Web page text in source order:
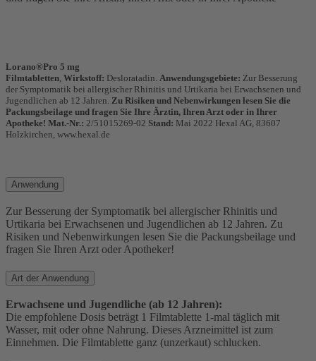
Lorano®Pro 5 mg
Filmtabletten, Wirkstoff: Desloratadin. Anwendungsgebiete: Zur Besserung
der Symptomatik bei allergischer Rhinitis und Urtikaria bei Erwachsenen und
Jugendlichen ab 12 Jahren. Zu Risiken und Nebenwirkungen lesen Sie die
Packungsbeilage und fragen Sie Ihre Ärztin, Ihren Arzt oder in Ihrer
Apotheke! Mat.-Nr.: 2/51015269-02 Stand: Mai 2022 Hexal AG, 83607
Holzkirchen, www.hexal.de
Anwendung
Zur Besserung der Symptomatik bei allergischer Rhinitis und
Urtikaria bei Erwachsenen und Jugendlichen ab 12 Jahren. Zu
Risiken und Nebenwirkungen lesen Sie die Packungsbeilage und
fragen Sie Ihren Arzt oder Apotheker!
Art der Anwendung
Erwachsene und Jugendliche (ab 12 Jahren):
Die empfohlene Dosis beträgt 1 Filmtablette 1-mal täglich mit
Wasser, mit oder ohne Nahrung. Dieses Arzneimittel ist zum
Einnehmen. Die Filmtablette ganz (unzerkaut) schlucken.